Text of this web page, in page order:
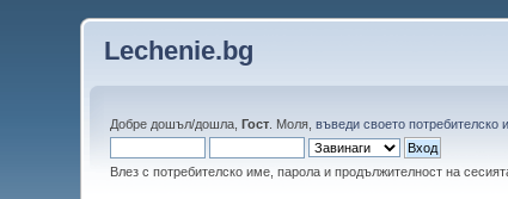
Lechenie.bg
Добре дошъл/дошла,Гост . Моля,въведи своето потребителско
Влез с потребителско име, парола и продължителност на